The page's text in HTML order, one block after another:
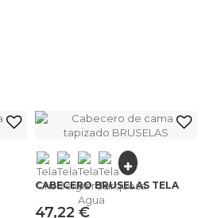
CABECERO BRUSELAS TELA
47,22 €